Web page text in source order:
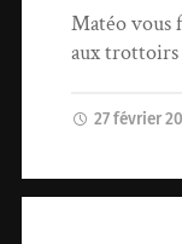
Matéo vous
aux trottoirs
27 février